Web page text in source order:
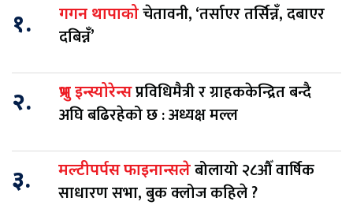
१. गगन थापाकोचेतावनी, ‘तर्साएर तर्सिन्नँ, दबाएर
दबिन्नँ’
२. प्रभु इन्स्योरेन्सप्रविधिमैत्री र ग्राहककेन्द्रित बन्दै
अघि बढिरहेको छ : अध्यक्ष मल्ल
३. मल्टीपर्पस फाइनान्सलेबोलायो २८औँ वार्षिक
साधारण सभा, बुक क्लोज कहिले ?